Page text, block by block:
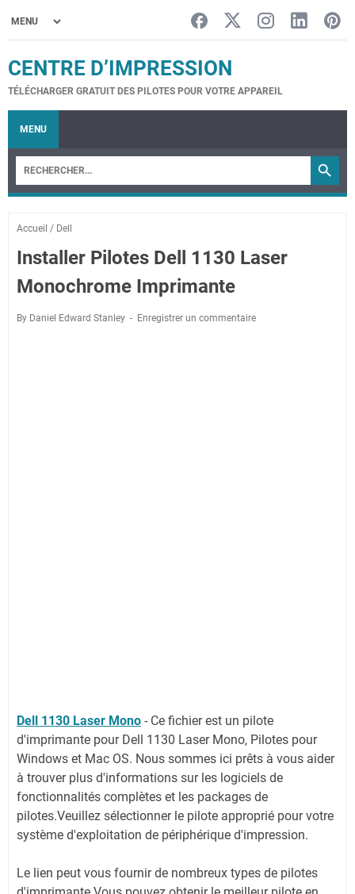
CENTRE D’IMPRESSION
TÉLÉCHARGER GRATUIT DES PILOTES POUR VOTRE APPAREIL
MENU
Accueil / Dell
Installer Pilotes Dell 1130 Laser
Monochrome Imprimante
By Daniel Edward Stanley Enregistrer un commentaire
Dell 1130 Laser Mono - Ce fichier est un pilote
d'imprimante pour Dell 1130 Laser Mono, Pilotes pour
Windows et Mac OS. Nous sommes ici prêts à vous aider
à trouver plus d'informations sur les logiciels de
fonctionnalités complètes et les packages de
pilotes.Veuillez sélectionner le pilote approprié pour votre
système d'exploitation de périphérique d'impression.
Le lien peut vous fournir de nombreux types de pilotes